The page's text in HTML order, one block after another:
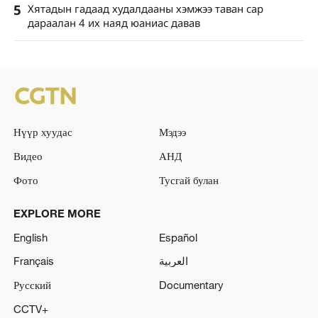
5 Хятадын гадаад худалдааны хэмжээ таван сар
дараалан 4 их наяд юаниас давав
Нүүр хуудас
Мэдээ
Видео
АНД
Фото
Тусгай булан
EXPLORE MORE
English
Español
Français
العربية
Русский
Documentary
CCTV+